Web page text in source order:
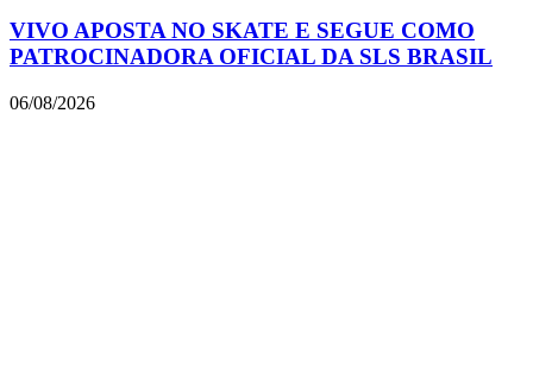
VIVO APOSTA NO SKATE E SEGUE COMO
PATROCINADORA OFICIAL DA SLS BRASIL
06/08/2026